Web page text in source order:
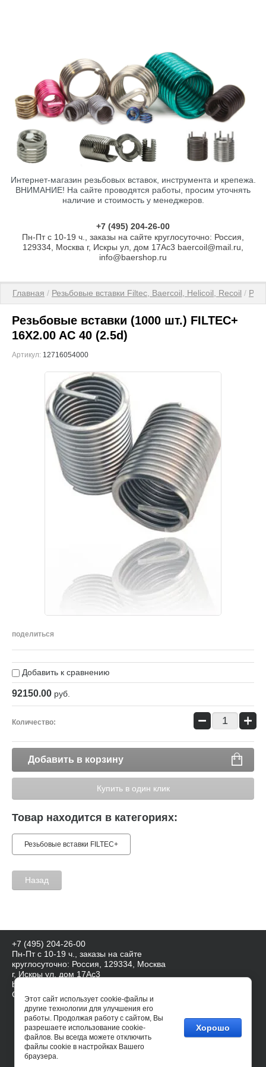
Интернет-магазин резьбовых вставок, инструмента и крепежа.
ВНИМАНИЕ! На сайте проводятся работы, просим уточнять
наличие и стоимость у менеджеров.
+7 (495) 204-26-00
Пн-Пт с 10-19 ч., заказы на сайте круглосуточно: Россия,
129334, Москва г, Искры ул, дом 17Ас3 baercoil@mail.ru,
info@baershop.ru
Главная / Резьбовые вставки Filtec, Baercoil, Helicoil, Recoil /
Резьбовые вставки (1000 шт.) FILTEC+
16X2.00 AC 40 (2.5d)
Артикул: 12716054000
поделиться
Добавить к сравнению
92150.00 руб.
Количество: − +
Добавить в корзину
Купить в один клик
Товар находится в категориях:
Резьбовые вставки FILTEC+
Назад
+7 (495) 204-26-00
Пн-Пт с 10-19 ч., заказы на сайте
круглосуточно: Россия, 129334, Москва
г, Искры ул, дом 17Ас3
baercoil@mail.ru, info@baershop.ru
Сайт создан в:
megagroup.ru
Этот сайт использует cookie-файлы и
другие технологии для улучшения его
работы. Продолжая работу с сайтом, Вы
разрешаете использование cookie-
файлов. Вы всегда можете отключить
файлы cookie в настройках Вашего
браузера.
Хорошо